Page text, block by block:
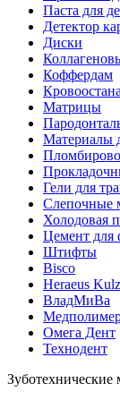
Паста для
Детектор
Диски
Коффердам
Матрицы
Материалы
Гели для
Слепочные
Холодовая
Цемент для
Штифты
Bisco
Heraeus
ВладМиВа
Омега Дент
Технодент
Зуботехнические